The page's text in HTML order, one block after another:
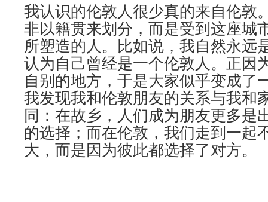
我认识的伦敦人很少真的来自伦敦
非以籍贯来划分，而是受到这座城
所塑造的人。比如说，我自然永远
认为自己曾经是一个伦敦人。正因
自别的地方，于是大家似乎变成了
我发现我和伦敦朋友的关系与我和
同：在故乡，人们成为朋友更多是
的选择；而在伦敦，我们走到一起
大，而是因为彼此都选择了对方。